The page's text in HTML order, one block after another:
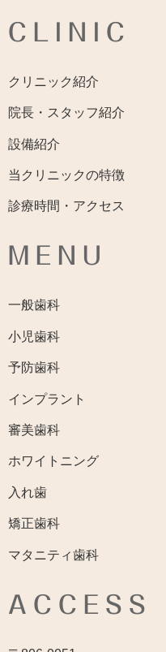
CLINIC
クリニック紹介
院長・スタッフ紹介
設備紹介
当クリニックの特徴
診療時間・アクセス
MENU
一般歯科
小児歯科
予防歯科
インプラント
審美歯科
ホワイトニング
入れ歯
矯正歯科
マタニティ歯科
ACCESS